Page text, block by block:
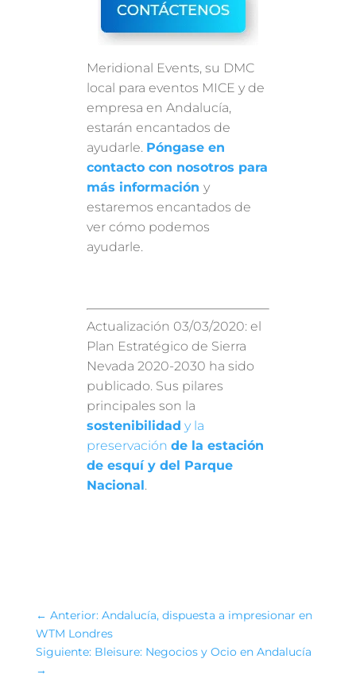
Meridional Events, su DMC
local para eventos MICE y de
empresa en Andalucía,
estarán encantados de
ayudarle. Póngase en
contacto con nosotros para
más informacióny
estaremos encantados de
ver cómo podemos
ayudarle.
Actualización 03/03/2020: el
Plan Estratégico de Sierra
Nevada 2020-2030 ha sido
publicado. Sus pilares
principales son la
sostenibilidad y la
preservaciónde la estación
de esquí y del Parque
Nacional.
← Anterior: Andalucía, dispuesta a impresionar en
WTM Londres
Siguiente: Bleisure: Negocios y Ocio en Andalucía
→